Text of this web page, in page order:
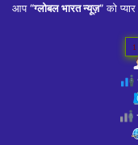
आप“ग्लोबल भारत न्यूज़”को
1